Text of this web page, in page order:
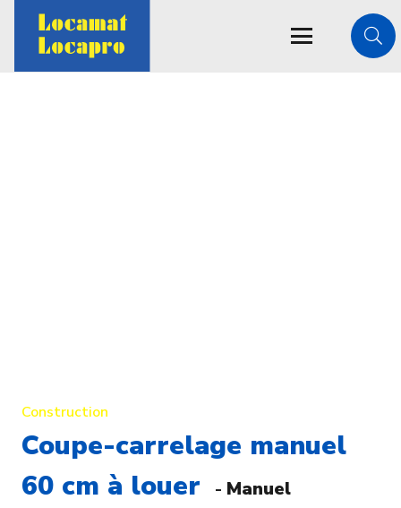
Construction
Coupe-carrelage manuel
60 cm à louer
- Manuel